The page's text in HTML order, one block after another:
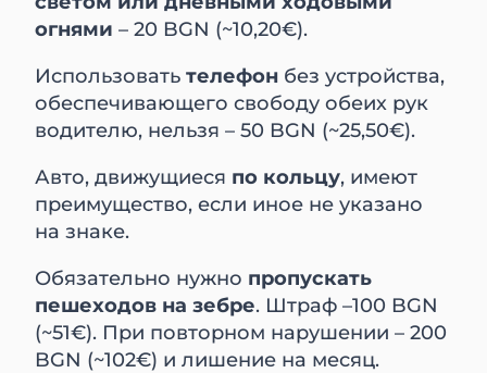
огнями – 20 BGN (~10,20€).
Использоватьтелефон без устройства,
обеспечивающего свободу обеих рук
водителю, нельзя – 50 BGN (~25,50€).
Авто, движущиеся по кольцу, имеют
преимущество, если иное не указано
на знаке.
Обязательно нужно пропускать
пешеходов на зебре. Штраф –100 BGN
(~51€). При повторном нарушении – 200
BGN (~102€) и лишение на месяц.